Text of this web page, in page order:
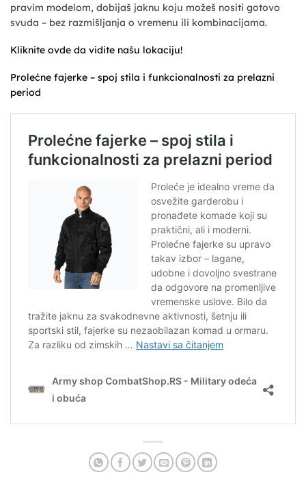
pravim modelom, dobijaš jaknu koju možeš nositi gotovo
svuda – bez razmišljanja o vremenu ili kombinacijama.
Kliknite ovde da vidite našu lokaciju!
Prolećne fajerke – spoj stila i funkcionalnosti za prelazni
period